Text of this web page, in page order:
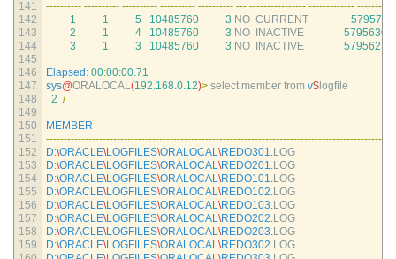
141
142
143
144
145
146
147
148
149
150
151
152
153
154
155
156
157
158
159
---------- ---------- ---------- ---------- ---------- --- ---------------- ------------- --------
1
1 5 10485760 3 NO CURRENT
5795700
2
1 4 10485760 3 NO INACTIVE 5795630
3
1 3 10485760 3 NO INACTIVE 5795627
Elapsed : 00:00:00.71
sys@ORALOCAL(192.168.0.12)> select member from v$ logfile
2 /
MEMBER
------------------------------------------------------------------------------------------------
D:\ORACLE\LOGFILES\ORALOCAL\REDO301.LOG
D:\ORACLE\LOGFILES\ORALOCAL\REDO201.LOG
D:\ORACLE\LOGFILES\ORALOCAL\REDO101.LOG
D:\ORACLE\LOGFILES\ORALOCAL\REDO102.LOG
D:\ORACLE\LOGFILES\ORALOCAL\REDO103.LOG
D:\ORACLE\LOGFILES\ORALOCAL\REDO202.LOG
D:\ORACLE\LOGFILES\ORALOCAL\REDO203.LOG
D:\ORACLE\LOGFILES\ORALOCAL\REDO302.LOG